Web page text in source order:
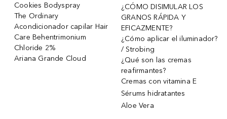
Cookies Bodyspray
The Ordinary
Acondicionador capilar Hair
Care Behentrimonium
Chloride 2%
Ariana Grande Cloud
¿CÓMO DISIMULAR LOS
GRANOS RÁPIDA Y
EFICAZMENTE?
¿Cómo aplicar el iluminador?
/ Strobing
¿Qué son las cremas
reafirmantes?
Cremas con vitamina E
Sérums hidratantes
Aloe Vera